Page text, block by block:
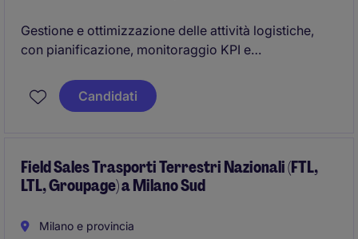
Gestione e ottimizzazione delle attività logistiche,
con pianificazione, monitoraggio KPI e
Coordinamento trasporti, inventari e costi,
utilizzando sistemi WMS/ERP.
Candidati
Field Sales Trasporti Terrestri Nazionali (FTL,
LTL, Groupage) a Milano Sud
Milano e provincia